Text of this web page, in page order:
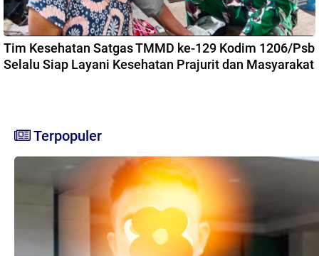
Tim Kesehatan Satgas TMMD ke-129 Kodim 1206/Psb
Selalu Siap Layani Kesehatan Prajurit dan Masyarakat
Terpopuler